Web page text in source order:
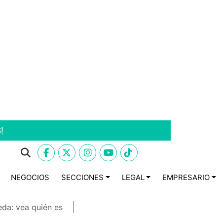
NEGOCIOS SECCIONES LEGAL EMPRESARIO
vea quién es